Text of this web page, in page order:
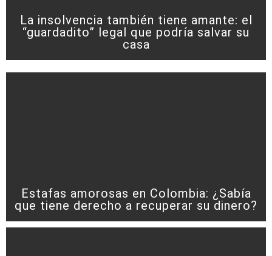
La insolvencia también tiene amante: el
“guardadito” legal que podría salvar su
casa
Estafas amorosas en Colombia: ¿Sabía
que tiene derecho a recuperar su dinero?